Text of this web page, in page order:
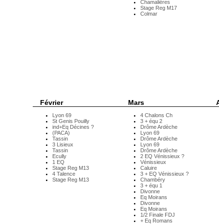
Chamalières
Stage Reg M17
Colmar
Février
Lyon 69
St Genis Pouilly
ind+Eq Décines ?
(PACA)
Tassin
3 Lisieux
Tassin
Ecully
1 EQ
Stage Reg M13
4 Talence
Stage Reg M13
Mars
4 Chalons Ch
3 + équ 2
Drôme Ardèche
Lyon 69
Drôme Ardèche
Lyon 69
Drôme Ardèche
2 EQ Vénissieux ?
Vénissieux
Caluire
3 + EQ Vénissieux ?
Chambéry
3 + équ 1
Divonne
Eq Moirans
Divonne
Eq Moirans
1/2 Finale FDJ
+ Eq Romans